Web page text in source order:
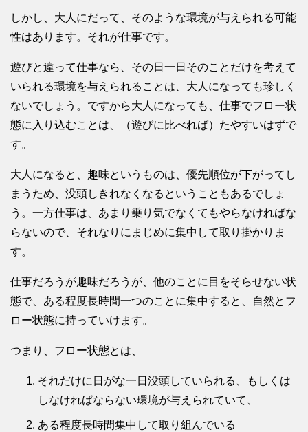
しかし、大人にだって、そのような環境が与えられる可能
性はあります。それが仕事です。
遊びと違って仕事なら、その日一日そのことだけを考えて
いられる環境を与えられることは、大人になっても珍しく
ないでしょう。ですから大人になっても、仕事でフロー状
態に入り込むことは、（遊びに比べれば）たやすいはずで
す。
大人になると、趣味というものは、優先順位が下がってし
まうため、没頭しきれなくなるということもあるでしょ
う。一方仕事は、あまり乗り気でなくてもやらなければな
らないので、それなりにまじめに集中して取り掛かりま
す。
仕事だろうが趣味だろうが、他のことに目をそらせない状
態で、ある程度長時間一つのことに集中すると、自然とフ
ロー状態に持っていけます。
つまり、フロー状態とは、
それだけに日がな一日没頭していられる、もしくは
しなければならない環境が与えられていて、
ある程度長時間集中して取り組んでいる